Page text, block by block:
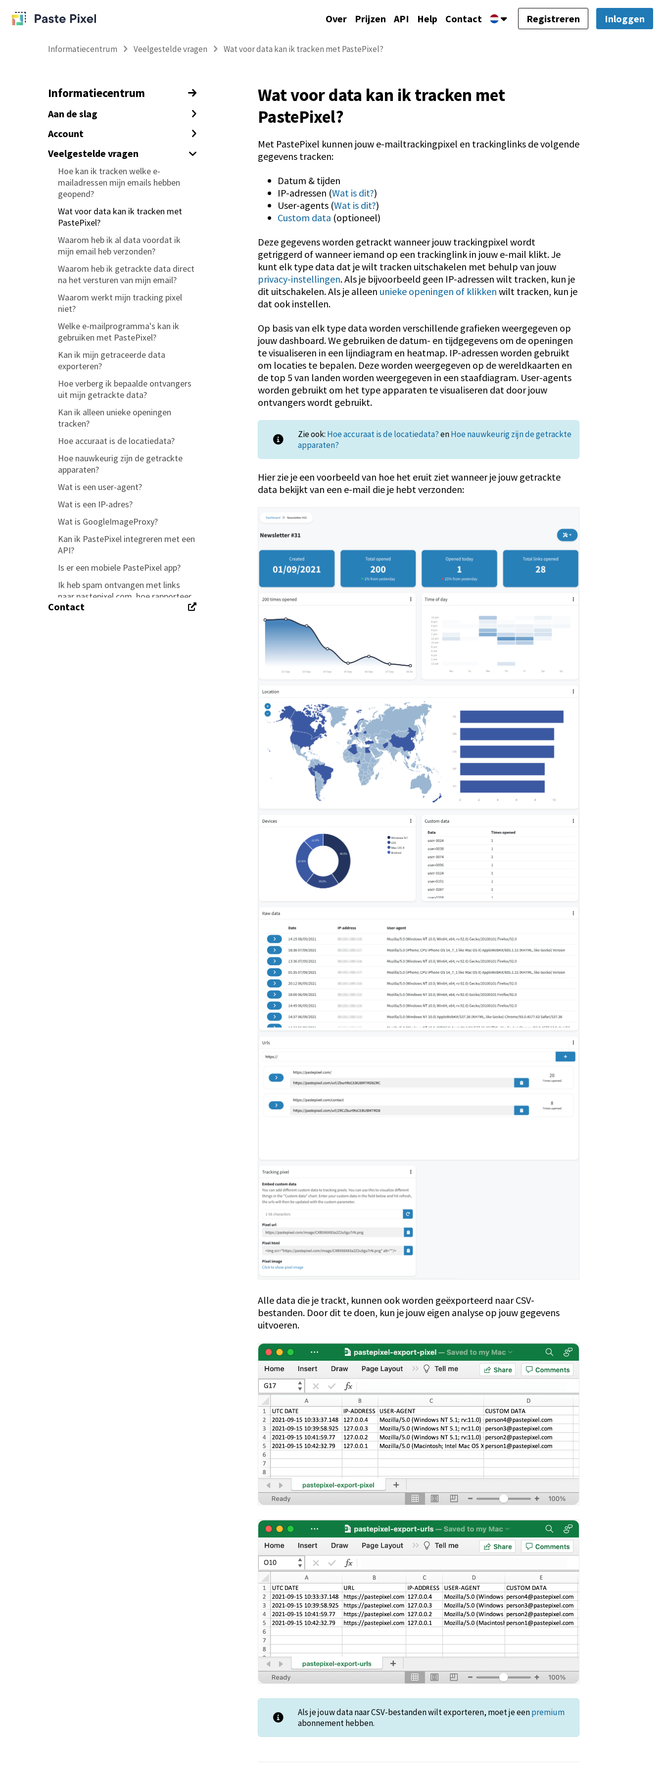
Over Prijzen API Help Contact Registreren Inloggen
Informatiecentrum Veelgestelde vragen Wat voor data kan ik tracken met PastePixel?
Informatiecentrum
Aan de slag
Hoe track je e-mails met tracking
Hoe track je url kliks in jouw emails?
Custom data tracken met tracking
pixels en links (tagging)
Hoe voorkom je dat je jezelf trackt
Instellen van data die je trackt
(privacy instellingen)
Eigen domein instellen
Account
Hoe schakel je tweestapsverificatie
Verwijderen van jouw PastePixel
account
E-mailadres van jouw PastePixel
account wijzigen
Veelgestelde vragen
Hoe kan ik tracken welke e-
mailadressen mijn emails hebben
geopend?
Wat voor data kan ik tracken met
PastePixel?
Waarom heb ik al data voordat ik
mijn email heb verzonden?
Waarom heb ik getrackte data direct
na het versturen van mijn email?
Waarom werkt mijn tracking pixel
niet?
Welke e-mailprogramma's kan ik
gebruiken met PastePixel?
Kan ik mijn getraceerde data
exporteren?
Hoe verberg ik bepaalde ontvangers
uit mijn getrackte data?
Kan ik alleen unieke openingen
tracken?
Hoe accuraat is de locatiedata?
Hoe nauwkeurig zijn de getrackte
apparaten?
Wat is een user-agent?
Wat is een IP-adres?
Wat is GoogleImageProxy?
Kan ik PastePixel integreren met een
API?
Is er een mobiele PastePixel app?
Ik heb spam ontvangen met links
naar pastepixel.com, hoe rapporteer
ik dit?
Contact
Wat voor data kan ik tracken met
PastePixel?
Met PastePixel kunnen jouw e-mailtrackingpixel en trackinglinks de volgende
gegevens tracken:
Datum & tijden
IP-adressen (Wat is dit?)
User-agents (Wat is dit?)
Custom data (optioneel)
Deze gegevens worden getrackt wanneer jouw trackingpixel wordt
getriggerd of wanneer iemand op een trackinglink in jouw e-mail klikt. Je
kunt elk type data dat je wilt tracken uitschakelen met behulp van jouw
privacy-instellingen. Als je bijvoorbeeld geen IP-adressen wilt tracken, kun je
dit uitschakelen. Als je alleen unieke openingen of klikken wilt tracken, kun je
dat ook instellen.
Op basis van elk type data worden verschillende grafieken weergegeven op
jouw dashboard. We gebruiken de datum- en tijdgegevens om de openingen
te visualiseren in een lijndiagram en heatmap. IP-adressen worden gebruikt
om locaties te bepalen. Deze worden weergegeven op de wereldkaarten en
de top 5 van landen worden weergegeven in een staafdiagram. User-agents
worden gebruikt om het type apparaten te visualiseren dat door jouw
ontvangers wordt gebruikt.
Zie ook: Hoe accuraat is de locatiedata?enHoe nauwkeurig zijn de getrackte
apparaten?
Hier zie je een voorbeeld van hoe het eruit ziet wanneer je jouw getrackte
data bekijkt van een e-mail die je hebt verzonden:
Alle data die je trackt, kunnen ook worden geëxporteerd naar CSV-
bestanden. Door dit te doen, kun je jouw eigen analyse op jouw gegevens
uitvoeren.
Als je jouw data naar CSV-bestanden wilt exporteren, moet je eenpremium
abonnement hebben.